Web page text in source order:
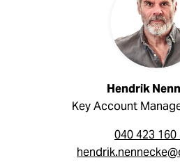
Hendrik
Key Account
040 423 160